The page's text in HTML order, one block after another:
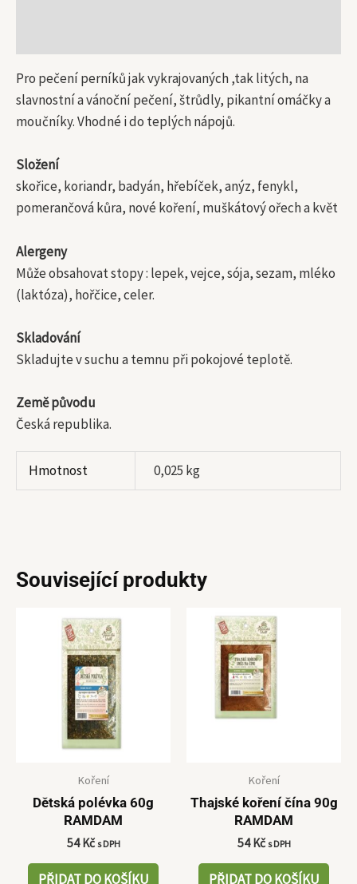
Pro pečení perníků jak vykrajovaných ,tak litých, na
slavnostní a vánoční pečení, štrůdly, pikantní omáčky a
moučníky. Vhodné i do teplých nápojů.
Složení
skořice, koriandr, badyán, hřebíček, anýz, fenykl,
pomerančová kůra, nové koření, muškátový ořech a květ
Alergeny
Může obsahovat stopy : lepek, vejce, sója, sezam, mléko
(laktóza), hořčice, celer.
Skladování
Skladujte v suchu a temnu při pokojové teplotě.
Země původu
Česká republika.
Hmotnost 0,025 kg
Související produkty
Koření
Dětská polévka 60g
RAMDAM
54Kč s DPH
PŘIDAT DO KOŠÍKU
Koření
Thajské koření čína 90g
RAMDAM
54Kč s DPH
PŘIDAT DO KOŠÍKU